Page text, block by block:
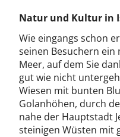
Natur und Kultur in
Wie eingangs schon
seinen Besuchern ein
Meer, auf dem Sie
gut wie nicht
Wiesen mit bunten
Golanhöhen, durch
nahe der Hauptstadt
steinigen Wüsten mit